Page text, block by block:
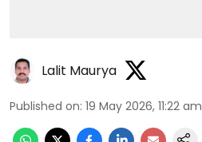
Lalit Maurya
Published on: 19 May 2026, 11:22 am